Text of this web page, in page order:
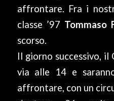
affrontare. Fra i
classe ’97 Tommaso
scorso.
Il giorno successivo, il
via alle 14 e
affrontare, con un